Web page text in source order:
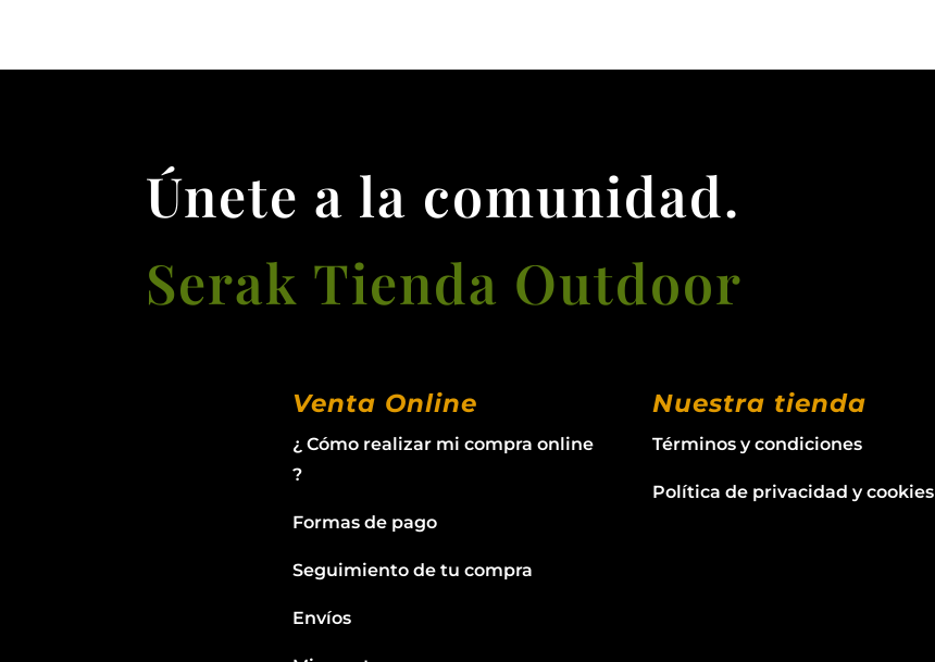
Únete a la comunidad.
Serak Tienda Outdoor
Venta Online
¿ Cómo realizar mi compra online
?
Formas de pago
Seguimiento de tu compra
Envíos
Nuestra tienda
Términos y condiciones
Política de privacidad y cookies